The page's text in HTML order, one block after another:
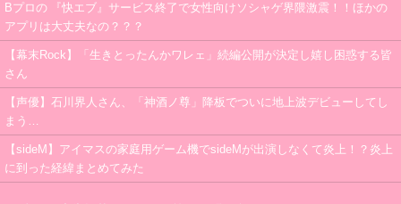
Bプロの 『快エブ』サービス終了で女性向けソシャゲ界隈激震！！ほかの
アプリは大丈夫なの？？？
【幕末Rock】「生きとったんかワレェ」続編公開が決定し嬉し困惑する皆
さん
【声優】石川界人さん、「神酒ノ尊」降板でついに地上波デビューしてし
まう…
【sideM】アイマスの家庭用ゲーム機でsideMが出演しなくて炎上！？炎上
に到った経緯まとめてみた